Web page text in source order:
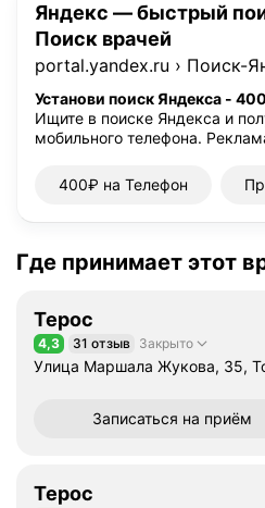
Яндекс — быстрый
Поиск врачей
portal.yandex.ru › Поиск-
Установи поиск Яндекса -
Ищите в поиске Яндекса и
мобильного телефона.
400₽ на Телефон
Где принимает этот
Терос
Рейтинг 4,3 из 5
4,3 31 отзыв Закрыто
Улица Маршала Жукова, 35,
Записаться на приём
Терос